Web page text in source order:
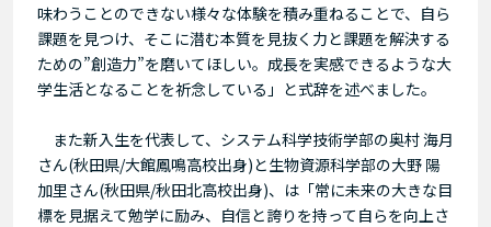
味わうことのできない様々な体験を積み重ねることで、自ら
課題を見つけ、そこに潜む本質を見抜く力と課題を解決する
ための”創造力”を磨いてほしい。成長を実感できるような大
学生活となることを祈念している」と式辞を述べました。
また新入生を代表して、システム科学技術学部の奥村 海月
さん(秋田県/大館鳳鳴高校出身)と生物資源科学部の大野 陽
加里さん(秋田県/秋田北高校出身)、は「常に未来の大きな目
標を見据えて勉学に励み、自信と誇りを持って自らを向上さ